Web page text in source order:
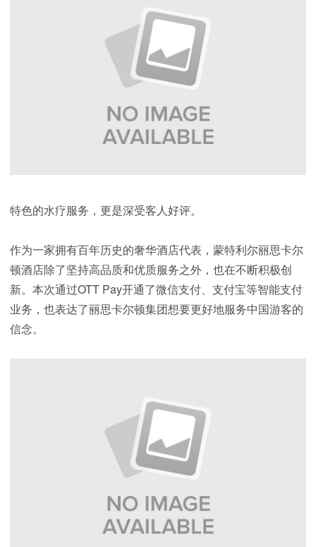
特色的水疗服务，更是深受客人好评。
作为一家拥有百年历史的奢华酒店代表，蒙特利尔丽思卡尔
顿酒店除了坚持高品质和优质服务之外，也在不断积极创
新。本次通过OTT Pay开通了微信支付、支付宝等智能支付
业务，也表达了丽思卡尔顿集团想要更好地服务中国游客的
信念。